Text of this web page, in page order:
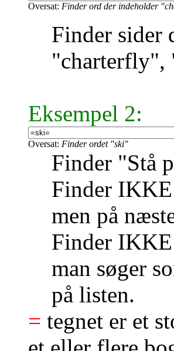
Oversat: Finder ord der indeholder
Finder sider
"charterfly",
Eksempel 2:
Oversat: Finder ordet "ski"
Finder "Stå
Finder
men på
Finder
man søger
på listen.
= tegnet er et